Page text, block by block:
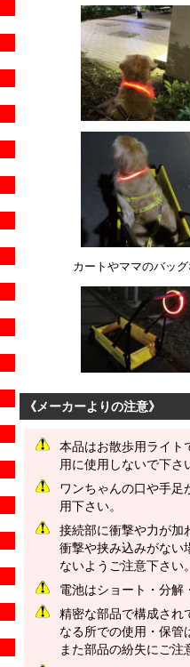
カートやママのバッ
《メーカーよりの注意》
本品はお散歩用ライト
用に使用しないで下さ
ワンちゃんの口や手足
用下さい。
接続部に衝撃や力が加
衝撃や挟み込みがない
ないようご注意下さい。
電池はショート・分解
精密な部品で構成され
なる所での使用・保管
また部品の紛失にご注